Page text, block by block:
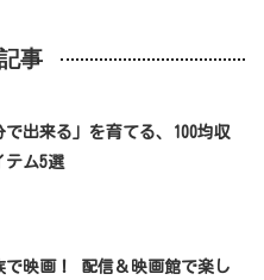
事
で出来る」を育てる、100均収
テム5選
で映画！ 配信＆映画館で楽し